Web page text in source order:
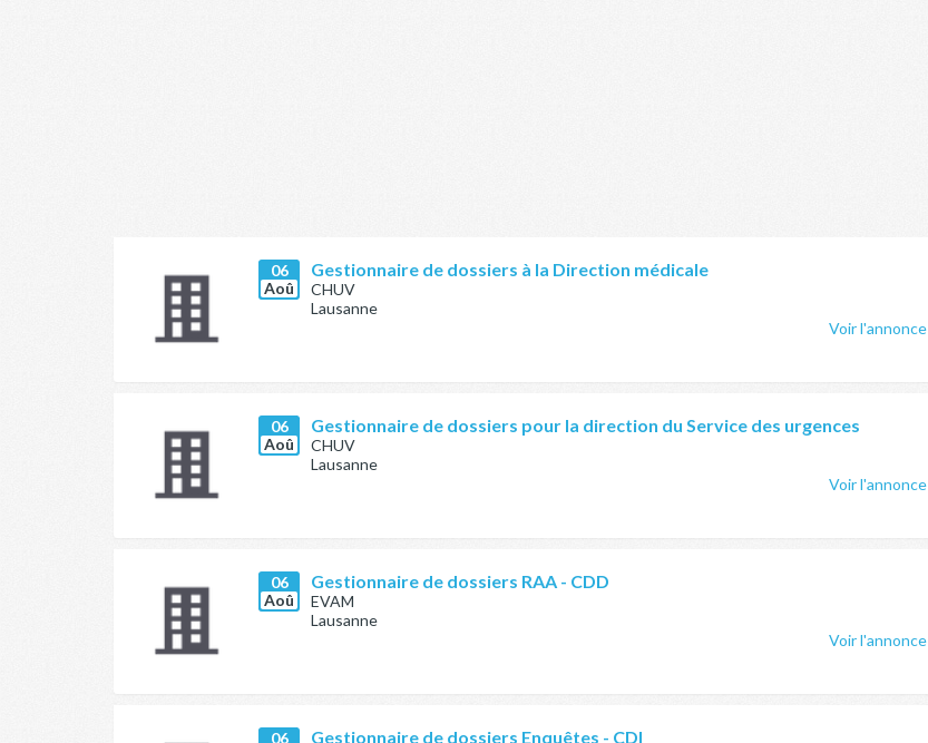
06
Aoû
Gestionnaire de dossiers à la Direction médicale
CHUV
Lausanne
Voir l'annonce
06
Aoû
Gestionnaire de dossiers pour la direction du Service des urgences
CHUV
Lausanne
Voir l'annonce
06
Aoû
Gestionnaire de dossiers RAA - CDD
EVAM
Lausanne
Voir l'annonce
06
Gestionnaire de dossiers Enquêtes - CDI